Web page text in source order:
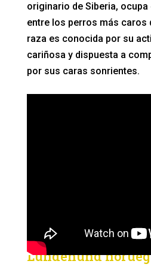
originario de Siberia,
entre los perros más caros
raza es conocida por su
cariñosa y dispuesta a
por sus caras sonrientes.
Lundehund